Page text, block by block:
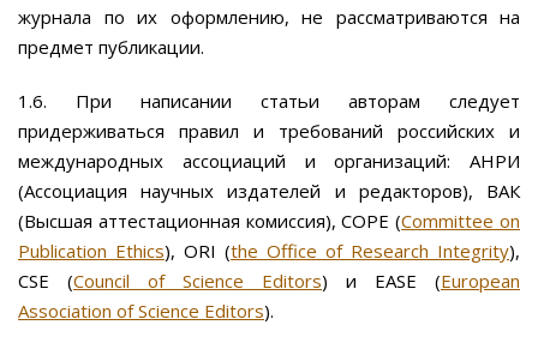
журнала по их оформлению, не рассматриваются на
предмет публикации.
1.6. При написании статьи авторам следует
придерживаться правил и требований российских и
международных ассоциаций и организаций: АНРИ
(Ассоциация научных издателей и редакторов), ВАК
(Высшая аттестационная комиссия), COPE (Committee on
Publication Ethics), ORI (the Office of Research Integrity),
CSE (Council of Science Editors) и EASE (European
Association of Science Editors).